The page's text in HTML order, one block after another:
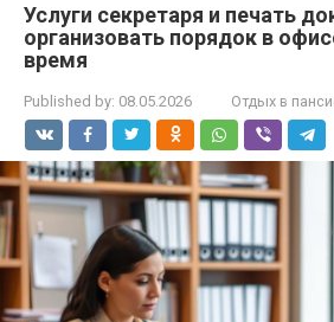
Услуги секретаря и печать
организовать порядок в
время
Published by: 08.05.2026 Отдых в